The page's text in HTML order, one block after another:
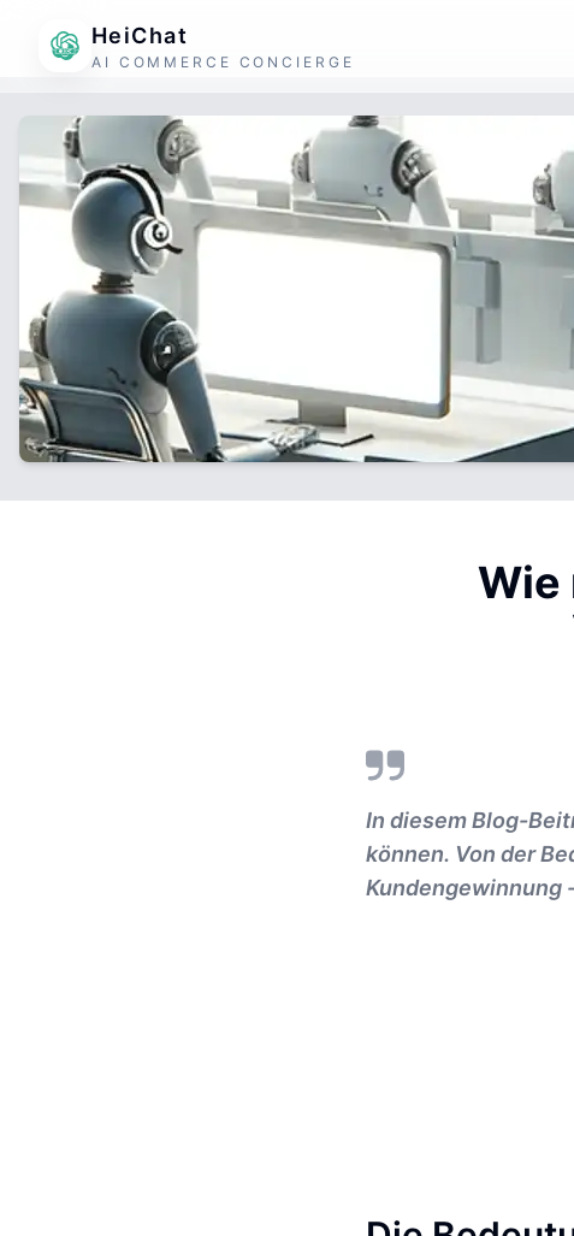
HeiChat
AI COMMERCE CONCIERGE
Wie
In diesem Blog-
können. Von der
Kundengewinnung